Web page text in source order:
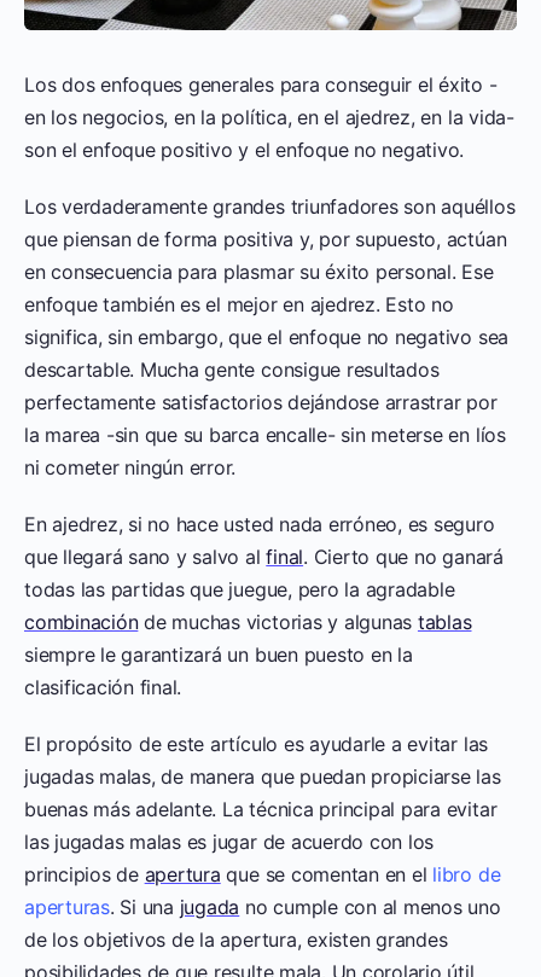
Los dos enfoques generales para conseguir el éxito -
en los negocios, en la política, en el ajedrez, en la vida-
son el enfoque positivo y el enfoque no negativo.
Los verdaderamente grandes triunfadores son aquéllos
que piensan de forma positiva y, por supuesto, actúan
en consecuencia para plasmar su éxito personal. Ese
enfoque también es el mejor en ajedrez. Esto no
significa, sin embargo, que el enfoque no negativo sea
descartable. Mucha gente consigue resultados
perfectamente satisfactorios dejándose arrastrar por
la marea -sin que su barca encalle- sin meterse en líos
ni cometer ningún error.
En ajedrez, si no hace usted nada erróneo, es seguro
que llegará sano y salvo alfinal. Cierto que no ganará
todas las partidas que juegue, pero la agradable
combinaciónde muchas victorias y algunas tablas
siempre le garantizará un buen puesto en la
clasificación final.
El propósito de este artículo es ayudarle a evitar las
jugadas malas, de manera que puedan propiciarse las
buenas más adelante. La técnica principal para evitar
las jugadas malas es jugar de acuerdo con los
principios de apertura que se comentan en el libro de
aperturas. Si una jugada no cumple con al menos uno
de los objetivos de la apertura, existen grandes
posibilidades de que resulte mala. Un corolario útil